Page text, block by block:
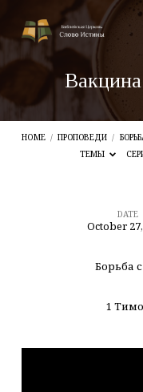
Вакцина
HOME / ПРОПОВЕДИ /
ТЕМЫ
Вакцина
DATE
October
Борьба
1